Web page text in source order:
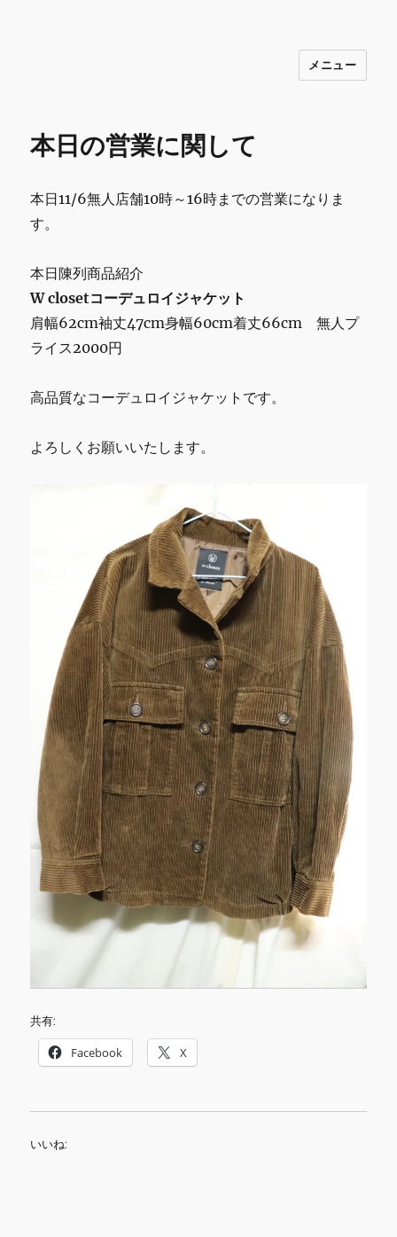
INNOCENCE ～日常に彩りを～ フ
物 etc販売 江戸川区瑞江
メニュー
本日の営業に関して
本日11/6無人店舗10時～16時までの営業になりま
す。
本日陳列商品紹介
W closetコーデュロイジャケット
肩幅62cm袖丈47cm身幅60cm着丈66cm 無人プ
ライス2000円
高品質なコーデュロイジャケットです。
よろしくお願いいたします。
共有:
Facebook X
いいね: